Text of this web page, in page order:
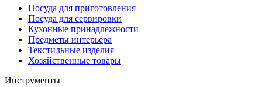
Посуда для приготовления
Посуда для сервировки
Кухонные принадлежности
Предметы интерьера
Текстильные изделия
Хозяйственные товары
Инструменты